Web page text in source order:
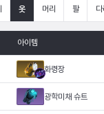
옷 머리 팔 다
아이템
화령장
광학미채 슈트